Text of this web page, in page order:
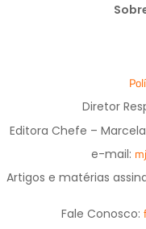
Diretor
Editora Chefe –
e-mail:
Artigos e matérias
Fale Conosco: